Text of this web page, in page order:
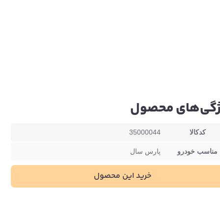
محصول
کدکالا 35000044
مناسب خودرو پارس سال
خرید این محصول